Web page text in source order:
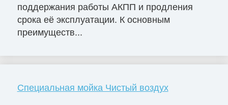
поддержания работы АКПП и продления
срока её эксплуатации. К основным
преимуществ...
Специальная мойка Чистый воздух